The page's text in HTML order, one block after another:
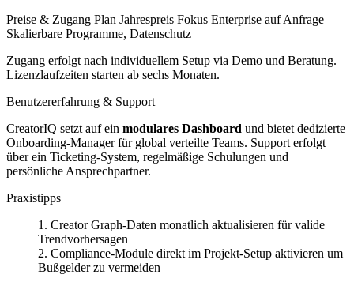
Preise & Zugang Plan Jahrespreis Fokus Enterprise auf Anfrage
Skalierbare Programme, Datenschutz
Zugang erfolgt nach individuellem Setup via Demo und Beratung.
Lizenzlaufzeiten starten ab sechs Monaten.
Benutzererfahrung & Support
CreatorIQ setzt auf ein modulares Dashboard und bietet dedizierte
Onboarding-Manager für global verteilte Teams. Support erfolgt
über ein Ticketing-System, regelmäßige Schulungen und
persönliche Ansprechpartner.
Praxistipps
Creator Graph-Daten monatlich aktualisieren für valide
Trendvorhersagen
Compliance-Module direkt im Projekt-Setup aktivieren um
Bußgelder zu vermeiden